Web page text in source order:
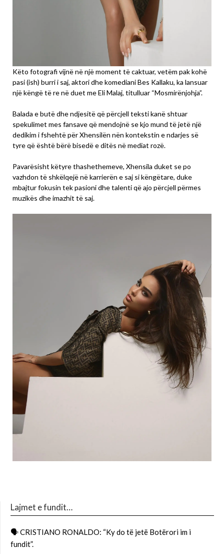
Këto fotografi vijnë në një moment të caktuar, vetëm pak kohë
pasi (ish) burri i saj, aktori dhe komediani Bes Kallaku, ka lansuar
një këngë të re në duet me Eli Malaj, titulluar “Mosmirënjohja”.
Balada e butë dhe ndjesitë që përcjell teksti kanë shtuar
spekulimet mes fansave që mendojnë se kjo mund të jetë një
dedikim i fshehtë për Xhensilën nën kontekstin e ndarjes së
tyre që është bërë bisedë e ditës në mediat rozë.
Pavarësisht këtyre thashethemeve, Xhensila duket se po
vazhdon të shkëlqejë në karrierën e saj si këngëtare, duke
mbajtur fokusin tek pasioni dhe talenti që ajo përcjell përmes
muzikës dhe imazhit të saj.
Lajmet e fundit…
🗣 CRISTIANO RONALDO: “Ky do të jetë Botërori im i
fundit”.